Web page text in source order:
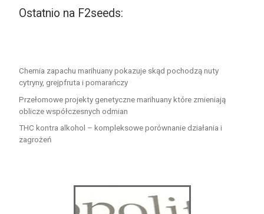
Ostatnio na F2seeds:
Chemia zapachu marihuany pokazuje skąd pochodzą nuty
cytryny, grejpfruta i pomarańczy
Przełomowe projekty genetyczne marihuany które zmieniają
oblicze współczesnych odmian
THC kontra alkohol – kompleksowe porównanie działania i
zagrożeń